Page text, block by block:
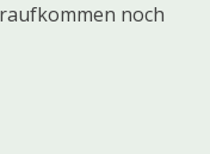
noch